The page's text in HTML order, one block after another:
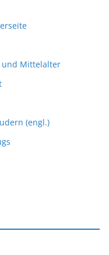
und Mittelalter
(engl.)